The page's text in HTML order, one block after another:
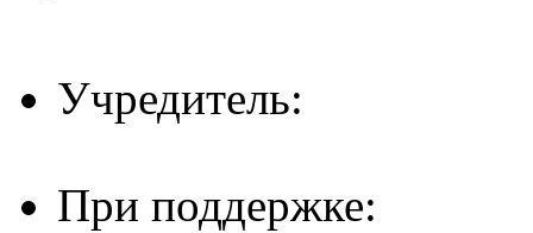
Учредитель:
При поддержке: